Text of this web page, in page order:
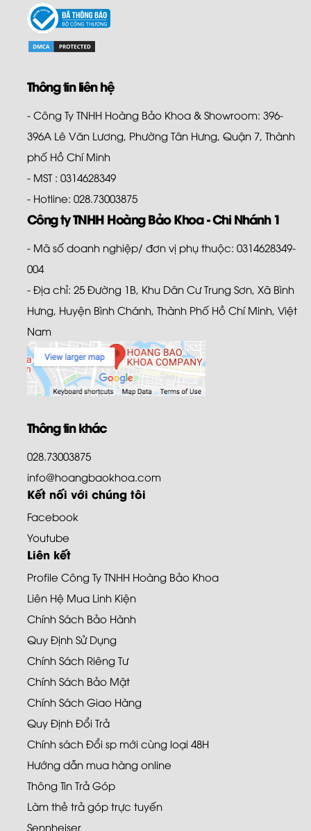
Thông tin liên hệ
- Công Ty TNHH Hoàng Bảo Khoa & Showroom: 396-
396A Lê Văn Lương, Phường Tân Hưng, Quận 7, Thành
phố Hồ Chí Minh
- MST : 0314628349
- Hotline: 028.73003875
Công ty TNHH Hoàng Bảo Khoa - Chi Nhánh 1
- Mã số doanh nghiệp/ đơn vị phụ thuộc: 0314628349-
004
- Địa chỉ: 25 Đường 1B, Khu Dân Cư Trung Sơn, Xã Bình
Hưng, Huyện Bình Chánh, Thành Phố Hồ Chí Minh, Việt
Nam
Thông tin khác
028.73003875
info@hoangbaokhoa.com
Kết nối với chúng tôi
Facebook
Youtube
Liên kết
Profile Công Ty TNHH Hoàng Bảo Khoa
Liên Hệ Mua Linh Kiện
Chính Sách Bảo Hành
Quy Định Sử Dụng
Chính Sách Riêng Tư
Chính Sách Bảo Mật
Chính Sách Giao Hàng
Quy Định Đổi Trả
Chính sách Đổi sp mới cùng loại 48H
Hướng dẫn mua hàng online
Thông Tin Trả Góp
Làm thẻ trả góp trực tuyến
Sennheiser